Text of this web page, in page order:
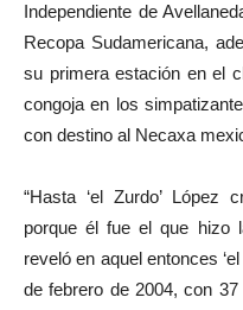
Independiente de
Recopa Sudamericana,
su primera estación en el
congoja en los
con destino al Necaxa
“Hasta ‘el Zurdo’ López
porque él fue el que hizo
reveló en aquel entonces
de febrero de 2004, con